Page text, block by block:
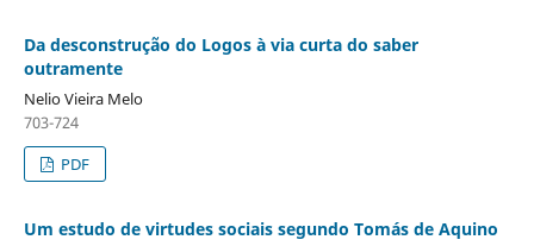
Da desconstrução do Logos à via curta do saber
outramente
Nelio Vieira Melo
703-724
PDF
Um estudo de virtudes sociais segundo Tomás de Aquino